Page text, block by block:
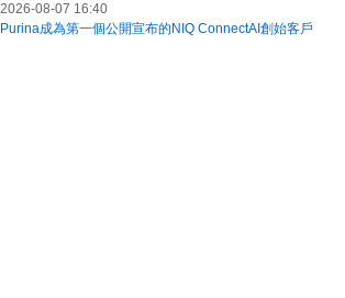
2026-08-07 16:40
Purina成為第一個公開宣布的NIQ ConnectAI創始客戶